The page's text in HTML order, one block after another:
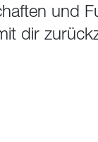
und
dir